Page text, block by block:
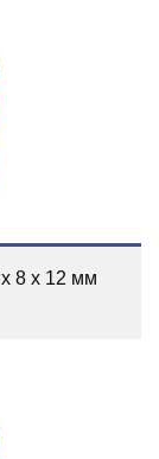
8 x 12 мм